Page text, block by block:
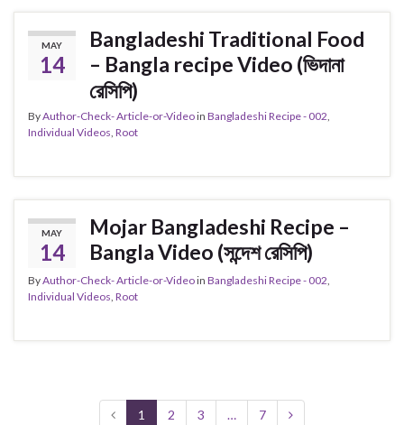
MAY
14
Bangladeshi Traditional Food
– Bangla recipe Video (ভিদানা
রেসিপি)
ByAuthor-Check- Article-or-Videoin Bangladeshi Recipe - 002
Individual Videos Root
MAY
14
Mojar Bangladeshi Recipe –
Bangla Video (সন্দেশ রেসিপি)
ByAuthor-Check- Article-or-Videoin Bangladeshi Recipe - 002
Individual Videos Root
1 2 3 … 7